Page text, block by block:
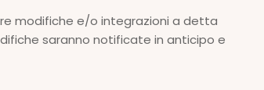
modifiche e/o integrazioni a detta
saranno notificate in anticipo e